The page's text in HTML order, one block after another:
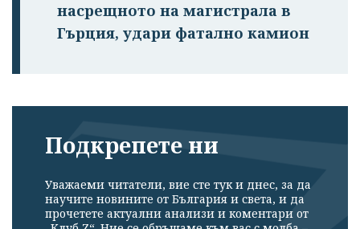
насрещното на магистрала в
Гърция, удари фатално камион
Подкрепете ни
Уважаеми читатели, вие сте тук и днес, за да
научите новините от България и света, и да
прочетете актуални анализи и коментари от